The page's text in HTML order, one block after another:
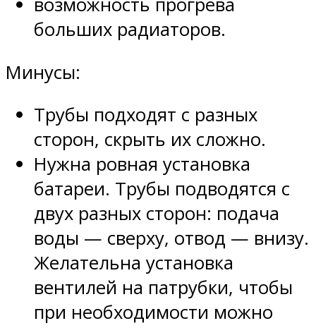
больших радиаторов.
Минусы:
Трубы подходят с разных
сторон, скрыть их сложно.
Нужна ровная установка
батареи. Трубы подводятся с
двух разных сторон: подача
воды — сверху, отвод — внизу.
Желательна установка
вентилей на патрубки, чтобы
при необходимости можно